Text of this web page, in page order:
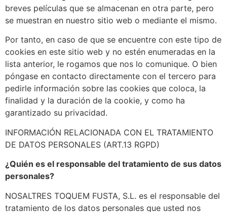
breves películas que se almacenan en otra parte, pero
se muestran en nuestro sitio web o mediante el mismo.
Por tanto, en caso de que se encuentre con este tipo de
cookies en este sitio web y no estén enumeradas en la
lista anterior, le rogamos que nos lo comunique. O bien
póngase en contacto directamente con el tercero para
pedirle información sobre las cookies que coloca, la
finalidad y la duración de la cookie, y como ha
garantizado su privacidad.
INFORMACIÓN RELACIONADA CON EL TRATAMIENTO
DE DATOS PERSONALES (ART.13 RGPD)
¿Quién es el responsable del tratamiento de sus datos
personales?
NOSALTRES TOQUEM FUSTA, S.L. es el responsable del
tratamiento de los datos personales que usted nos